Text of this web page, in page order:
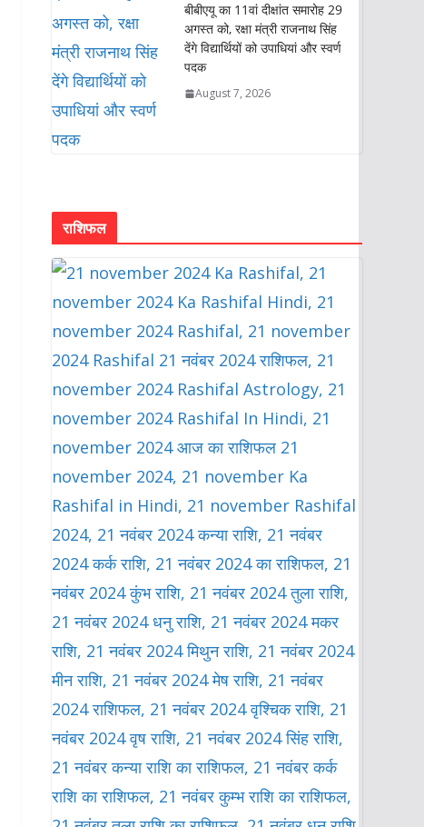
बीबीएयू का 11वां दीक्षांत समारोह 29
अगस्त को, रक्षा मंत्री राजनाथ सिंह
देंगे विद्यार्थियों को उपाधियां और स्वर्ण
पदक
August 7, 2026
राशिफल